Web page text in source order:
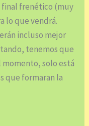
final frenético (muy
lo que vendrá.
incluso mejor
tenemos que
solo está
que formaran la